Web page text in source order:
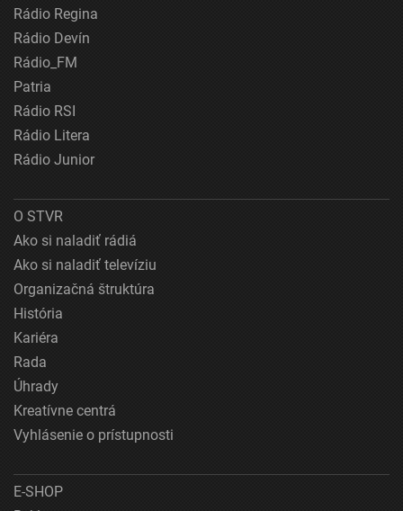
Rádio Regina
Rádio Devín
Rádio_FM
Patria
Rádio RSI
Rádio Litera
Rádio Junior
O STVR
Ako si naladiť rádiá
Ako si naladiť televíziu
Organizačná štruktúra
História
Kariéra
Rada
Úhrady
Kreatívne centrá
Vyhlásenie o prístupnosti
E-SHOP